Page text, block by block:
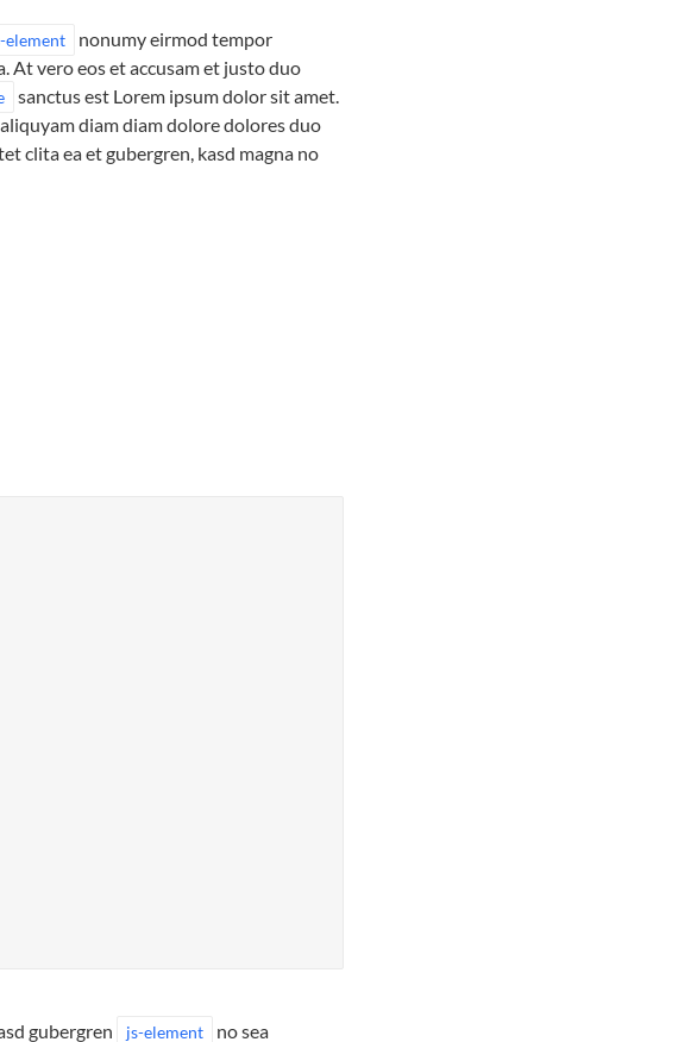
element
nonumy eirmod tempor
At vero eos et accusam et justo duo
sanctus est Lorem ipsum dolor sit amet.
diam diam dolore dolores duo
clita ea et gubergren, kasd magna no
gubergren js-element
no sea